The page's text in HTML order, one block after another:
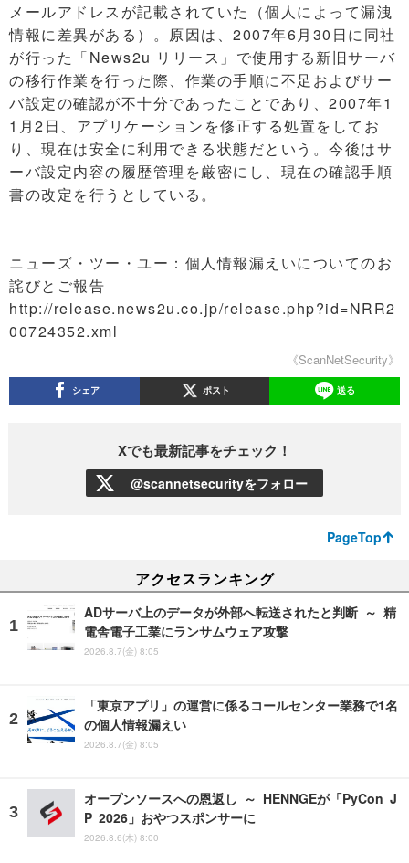
メールアドレスが記載されていた（個人によって漏洩
情報に差異がある）。原因は、2007年6月30日に同社
が行った「News2u リリース」で使用する新旧サーバ
の移行作業を行った際、作業の手順に不足およびサー
バ設定の確認が不十分であったことであり、2007年1
1月2日、アプリケーションを修正する処置をしてお
り、現在は安全に利用できる状態だという。今後はサ
ーバ設定内容の履歴管理を厳密にし、現在の確認手順
書の改定を行うとしている。
ニューズ・ツー・ユー：個人情報漏えいについてのお
詫びとご報告
http://release.news2u.co.jp/release.php?id=NRR2
00724352.xml
《ScanNetSecurity》
シェア ポスト 送る
Xでも最新記事をチェック！
@scannetsecurityをフォロー
PageTop
アクセスランキング
ADサーバ上のデータが外部へ転送されたと判断 ～ 精
電舎電子工業にランサムウェア攻撃
2026.8.7(金) 8:05
「東京アプリ」の運営に係るコールセンター業務で1名
の個人情報漏えい
2026.8.7(金) 8:05
オープンソースへの恩返し ～ HENNGEが「PyCon J
P 2026」おやつスポンサーに
2026.8.6(木) 8:00